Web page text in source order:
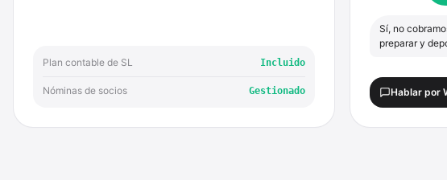
Plan contable de SL Incluido
Nóminas de socios Gestionado
Sí, no
preparar y
Hablar por